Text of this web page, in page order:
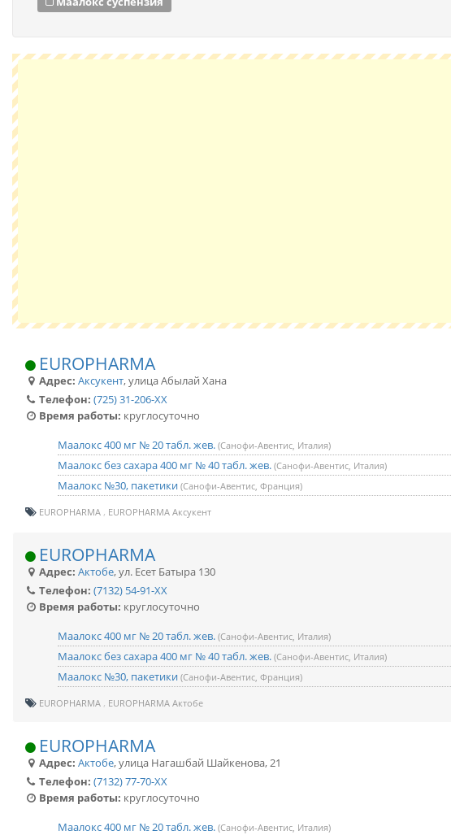
EUROPHARMA
Адрес: Аксукент,улица Абылай Хана
Телефон: (725) 31-206-XX
Время работы: круглосуточно
Маалокс 400 мг № 20 табл. жев. (Санофи-Авентис, Италия)
Маалокс без сахара 400 мг № 40 табл. жев. (Санофи-Авентис, Италия)
Маалокс №30, пакетики (Санофи-Авентис, Франция)
EUROPHARMA EUROPHARMA Аксукент
EUROPHARMA
Адрес: Актобе,ул. Есет Батыра 130
Телефон: (7132) 54-91-XX
Время работы: круглосуточно
Маалокс 400 мг № 20 табл. жев. (Санофи-Авентис, Италия)
Маалокс без сахара 400 мг № 40 табл. жев. (Санофи-Авентис, Италия)
Маалокс №30, пакетики (Санофи-Авентис, Франция)
EUROPHARMA EUROPHARMA Актобе
EUROPHARMA
Адрес: Актобе,улица Нагашбай Шайкенова, 21
Телефон: (7132) 77-70-XX
Время работы: круглосуточно
Маалокс 400 мг № 20 табл. жев. (Санофи-Авентис, Италия)